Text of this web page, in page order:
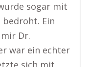
sogar mit
bedroht. Ein
Dr.
war ein echter
sich mit